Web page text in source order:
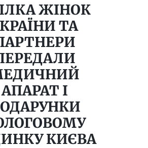
ЖІНОК
ТА
АПАРАТ І
КИЄВА